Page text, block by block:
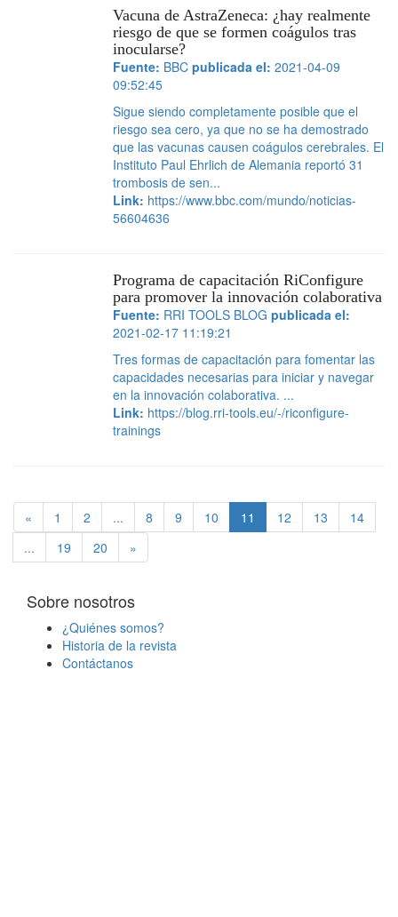
Vacuna de AstraZeneca: ¿hay realmente
riesgo de que se formen coágulos tras
inocularse?
Fuente: BBC publicada el: 2021-04-09
09:52:45
Sigue siendo completamente posible que el
riesgo sea cero, ya que no se ha demostrado
que las vacunas causen coágulos cerebrales. El
Instituto Paul Ehrlich de Alemania reportó 31
trombosis de sen...
Link: https://www.bbc.com/mundo/noticias-
56604636
Programa de capacitación RiConfigure
para promover la innovación colaborativa
Fuente: RRI TOOLS BLOG publicada el:
2021-02-17 11:19:21
Tres formas de capacitación para fomentar las
capacidades necesarias para iniciar y navegar
en la innovación colaborativa. ...
Link: https://blog.rri-tools.eu/-/riconfigure-
trainings
« 1 2 ... 8 9 10 11 12 13
14
...
19 20 »
Sobre nosotros
¿Quiénes somos?
Historia de la revista
Contáctanos